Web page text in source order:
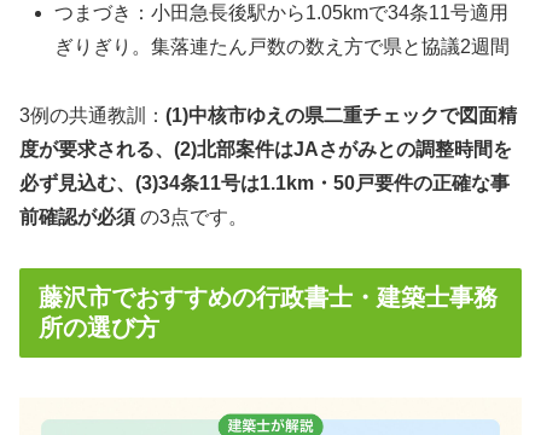
つまづき：小田急長後駅から1.05kmで34条11号適用
ぎりぎり。集落連たん戸数の数え方で県と協議2週間
3例の共通教訓： (1)中核市ゆえの県二重チェックで図面精
度が要求される、(2)北部案件はJAさがみとの調整時間を
必ず見込む、(3)34条11号は1.1km・50戸要件の正確な事
前確認が必須 の3点です。
藤沢市でおすすめの行政書士・建築士事務
所の選び方